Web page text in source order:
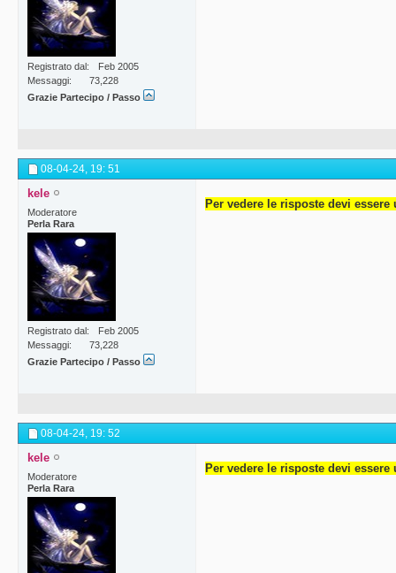
Registrato dal
Feb 2005
Messaggi
73,228
Grazie Partecipo / Passo
08-04-24, 19: 51
kele
Moderatore
Perla Rara
Registrato dal
Feb 2005
Messaggi
73,228
Grazie Partecipo / Passo
Per vedere le risposte devi essere
08-04-24, 19: 52
kele
Moderatore
Perla Rara
Per vedere le risposte devi